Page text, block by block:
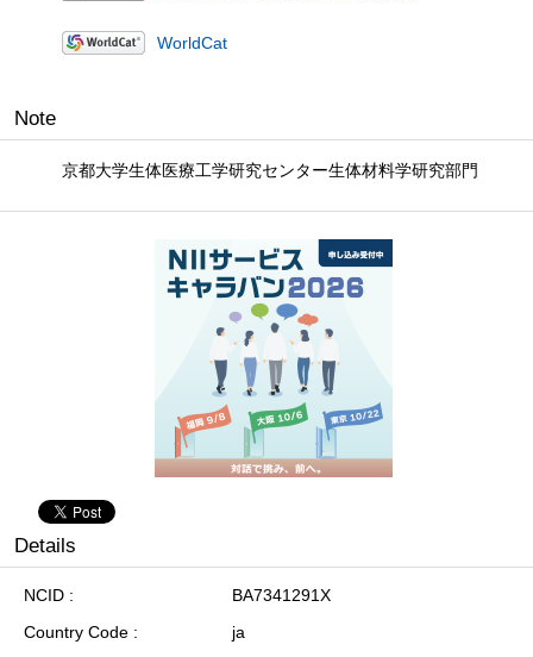
WorldCat
Note
京都大学生体医療工学研究センター生体材料学研究部門
Details
NCID
BA7341291X
Country Code
ja